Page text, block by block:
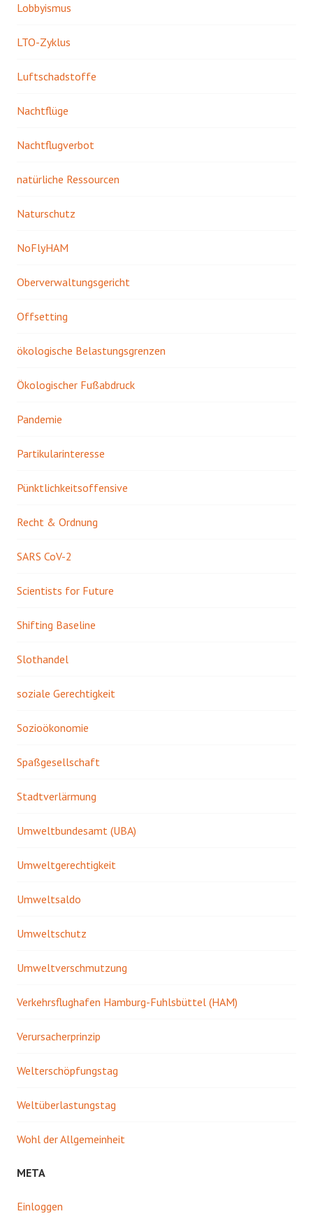
Lobbyismus
LTO-Zyklus
Luftschadstoffe
Nachtflüge
Nachtflugverbot
natürliche Ressourcen
Naturschutz
NoFlyHAM
Oberverwaltungsgericht
Offsetting
ökologische Belastungsgrenzen
Ökologischer Fußabdruck
Pandemie
Partikularinteresse
Pünktlichkeitsoffensive
Recht & Ordnung
SARS CoV-2
Scientists for Future
Shifting Baseline
Slothandel
soziale Gerechtigkeit
Sozioökonomie
Spaßgesellschaft
Stadtverlärmung
Umweltbundesamt (UBA)
Umweltgerechtigkeit
Umweltsaldo
Umweltschutz
Umweltverschmutzung
Verkehrsflughafen Hamburg-Fuhlsbüttel (HAM)
Verursacherprinzip
Welterschöpfungstag
Weltüberlastungstag
Wohl der Allgemeinheit
META
Einloggen